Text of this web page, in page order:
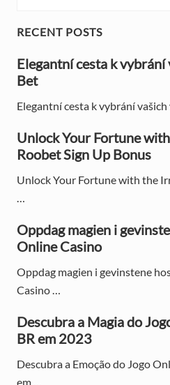
P
s
P
s
P
r
i
m
a
r
y
S
i
d
e
b
a
r
RECENT POSTS
Elegantní cesta k vybrání
Bet
Elegantní cesta k vybrání
Unlock Your Fortune
Roobet Sign Up Bonus
Unlock Your Fortune with the
…
Oppdag magien i
Online Casino
Oppdag magien i gevinstene
Casino …
Descubra a Magia do
BR em 2023
Descubra a Emoção do Jogo
em …